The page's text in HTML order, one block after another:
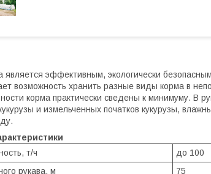
является эффективным, экологически
возможность хранить разные виды корма в
корма практически сведены к минимуму. В
и измельченных початков кукурузы,
т/ч
до 100
рукава, м
75